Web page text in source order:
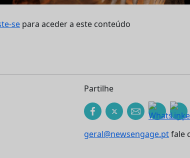
se para aceder a este conteúdo
Partilhe
geral@newsengage.ptfale